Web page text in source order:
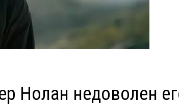
Нолан недоволен